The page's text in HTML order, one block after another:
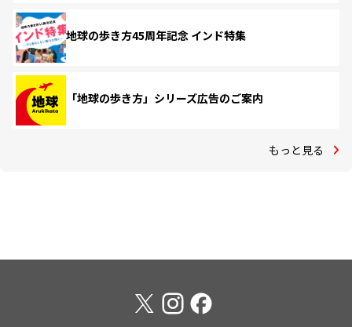
地球の歩き方45周年記念 インド特集
「地球の歩き方」シリーズ広告のご案内
もっと見る